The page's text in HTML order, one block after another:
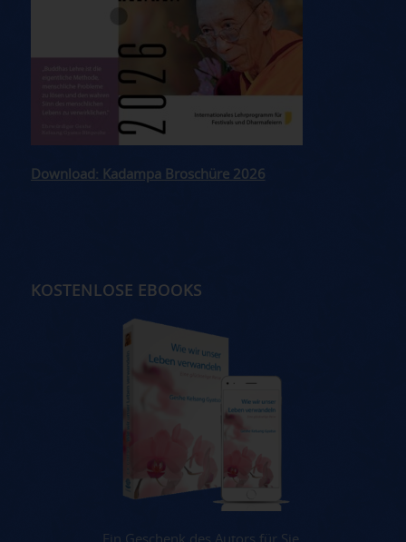
Download: Kadampa Broschüre 2026
KOSTENLOSE EBOOKS